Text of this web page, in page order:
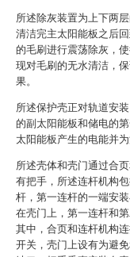
所述除灰装置为上下两
清洁完主太阳能板之后
的毛刷进行震荡除灰，
现对毛刷的无水清洁，
果。
所述保护壳正对轨道安
的副太阳能板和储电的
太阳能板产生的电能并
所述壳体和壳门通过合
有把手，所述连杆机构
杆，第一连杆的一端安
在壳门上，第一连杆和
其中，合页和连杆机构
开关，壳门上设有为避